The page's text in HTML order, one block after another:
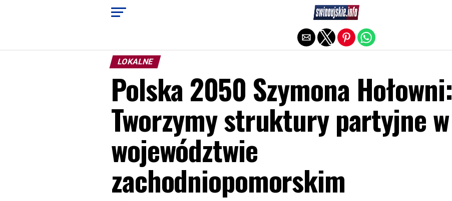
LOKALNE
Polska 2050 Szymona Hołowni:
Tworzymy struktury partyjne w
województwie
zachodniopomorskim
Exit mobile version